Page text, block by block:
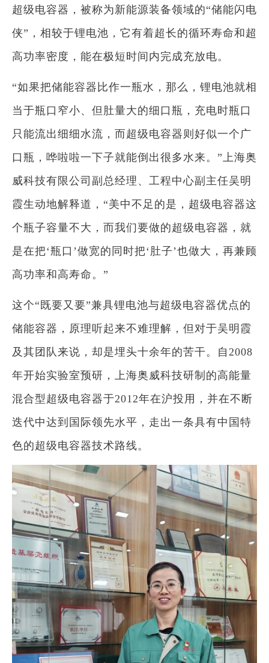
超级电容器，被称为新能源装备领域的“储能闪电
侠”，相较于锂电池，它有着超长的循环寿命和超
高功率密度，能在极短时间内完成充放电。
“如果把储能容器比作一瓶水，那么，锂电池就相
当于瓶口窄小、但肚量大的细口瓶，充电时瓶口
只能流出细细水流，而超级电容器则好似一个广
口瓶，哗啦啦一下子就能倒出很多水来。”上海奥
威科技有限公司副总经理、工程中心副主任吴明
霞生动地解释道，“美中不足的是，超级电容器这
个瓶子容量不大，而我们要做的超级电容器，就
是在把‘瓶口’做宽的同时把‘肚子’也做大，再兼顾
高功率和高寿命。”
这个“既要又要”兼具锂电池与超级电容器优点的
储能容器，原理听起来不难理解，但对于吴明霞
及其团队来说，却是埋头十余年的苦干。自2008
年开始实验室预研，上海奥威科技研制的高能量
混合型超级电容器于2012年在沪投用，并在不断
迭代中达到国际领先水平，走出一条具有中国特
色的超级电容器技术路线。